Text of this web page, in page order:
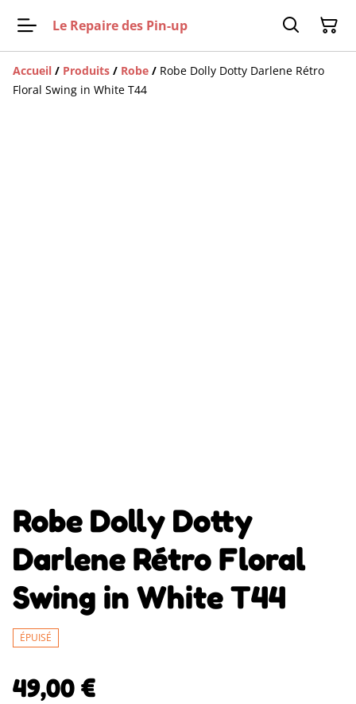
Le Repaire des Pin-up
Accueil / Produits / Robe / Robe Dolly Dotty Darlene Rétro
Floral Swing in White T44
Robe Dolly Dotty
Darlene Rétro Floral
Swing in White T44
ÉPUISÉ
49,00 €